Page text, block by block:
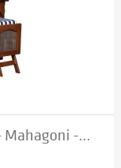
Mahagoni -...